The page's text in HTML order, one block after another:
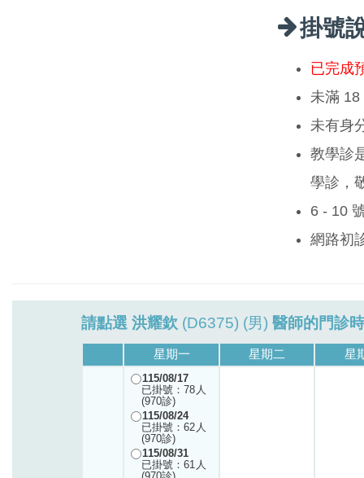
掛號
已完成
未滿 18
未有身
教學診
學診，
6 - 10
網路初